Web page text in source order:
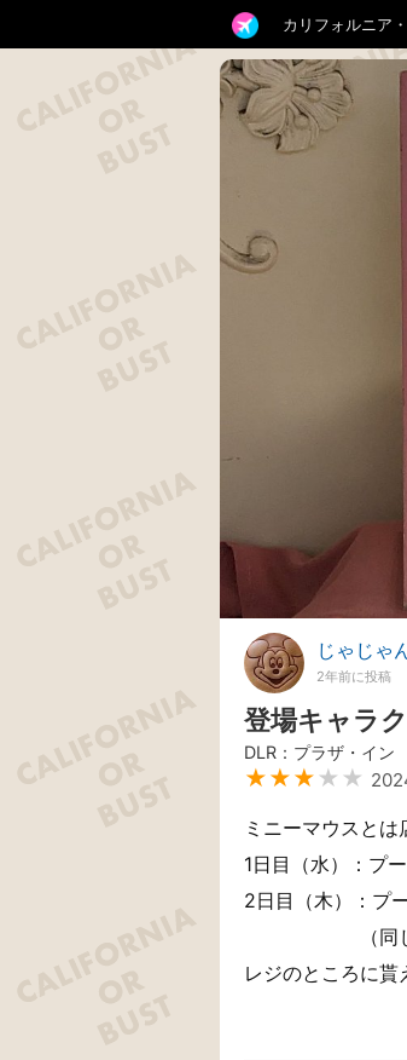
カリフォルニア
じゃじゃ
2年前に投稿
登場キャラ
DLR：プラザ・イン
★★★ ★★
ミニーマウスとは
1日目（水）：プ
2日目（木）：プ
（同じ時刻に
レジのところに貰